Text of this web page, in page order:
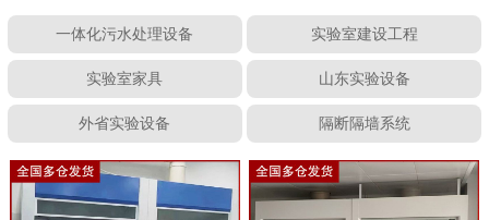
一体化污水处理设备 实验室建设工程
实验室家具 山东实验设备
外省实验设备 隔断隔墙系统